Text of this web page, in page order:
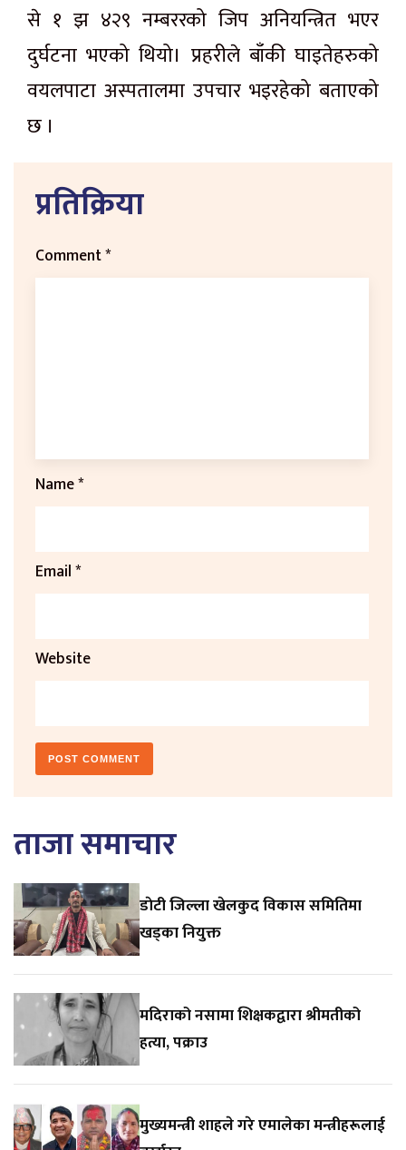
से १ झ ४२९ नम्बररको जिप अनियन्त्रित भएर
दुर्घटना भएको थियो। प्रहरीले बाँकी घाइतेहरुको
वयलपाटा अस्पतालमा उपचार भइरहेको बताएको
छ ।
प्रतिक्रिया
Comment*
Name*
Email*
Website
ताजा समाचार
डाेटी जिल्ला खेलकुद विकास समितिमा
खड्का नियुक्त
मदिराको नसामा शिक्षकद्वारा श्रीमतीको
हत्या, पक्राउ
मुख्यमन्त्री शाहले गरे एमालेका मन्त्रीहरूलाई